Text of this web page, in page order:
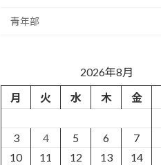
青年部
2026年8月
月
火 水 木 金
3
4 5 6 7
10
11 12 13 14